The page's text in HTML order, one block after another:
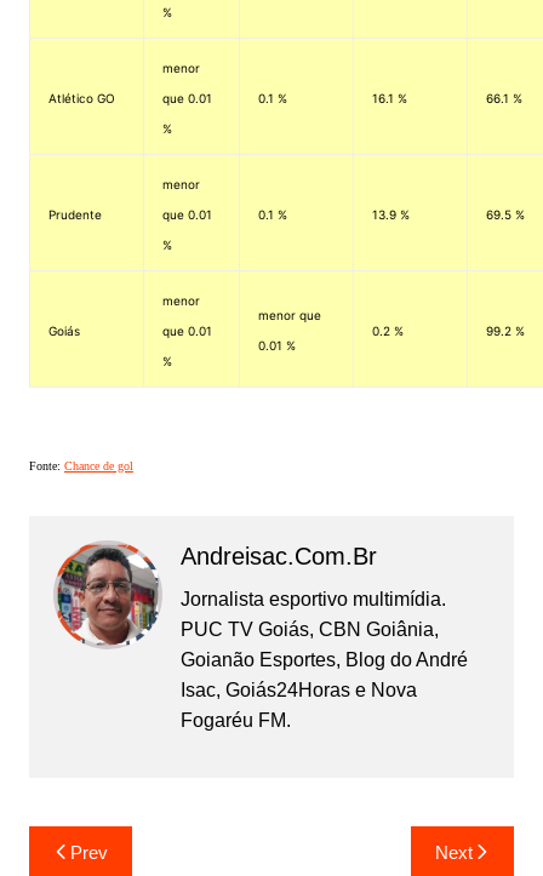
%
Atlético GO
menor
que 0.01
%
0.1 % 16.1 % 66.1 %
Prudente
menor
que 0.01
%
0.1 % 13.9 % 69.5 %
Goiás
menor
que 0.01
%
menor que
0.01 %
0.2 % 99.2 %
Fonte: Chance de gol
Andreisac.com.br
Jornalista esportivo multimídia.
PUC TV Goiás, CBN Goiânia,
Goianão Esportes, Blog do André
Isac, Goiás24Horas e Nova
Fogaréu FM.
Prev Next